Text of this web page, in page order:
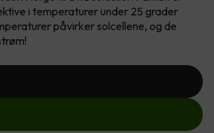
i temperaturer under 25 grader
påvirker solcellene, og de